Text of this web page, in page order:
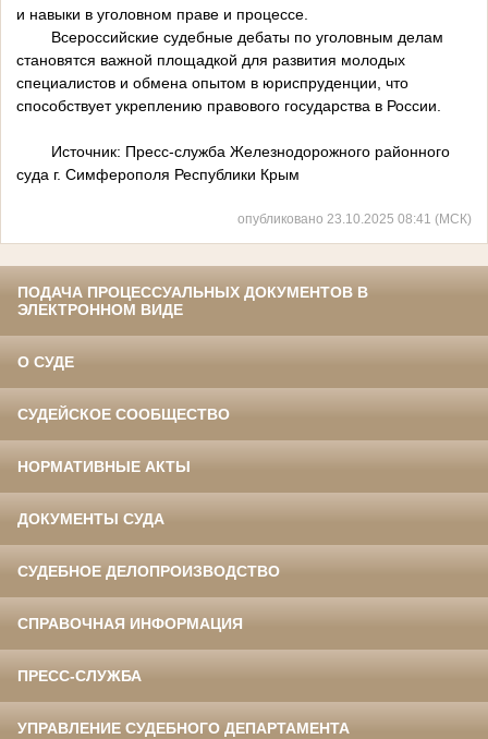
и навыки в уголовном праве и процессе.
Всероссийские судебные дебаты по уголовным делам
становятся важной площадкой для развития молодых
специалистов и обмена опытом в юриспруденции, что
способствует укреплению правового государства в России.
Источник: Пресс-служба Железнодорожного районного
суда г. Симферополя Республики Крым
опубликовано 23.10.2025 08:41 (МСК)
ПОДАЧА ПРОЦЕССУАЛЬНЫХ ДОКУМЕНТОВ В
ЭЛЕКТРОННОМ ВИДЕ
О СУДЕ
СУДЕЙСКОЕ СООБЩЕСТВО
НОРМАТИВНЫЕ АКТЫ
ДОКУМЕНТЫ СУДА
СУДЕБНОЕ ДЕЛОПРОИЗВОДСТВО
СПРАВОЧНАЯ ИНФОРМАЦИЯ
ПРЕСС-СЛУЖБА
УПРАВЛЕНИЕ СУДЕБНОГО ДЕПАРТАМЕНТА